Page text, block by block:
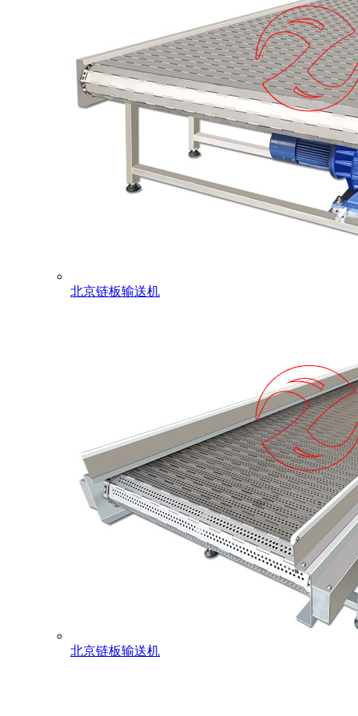
北京链板输送机
北京链板输送机